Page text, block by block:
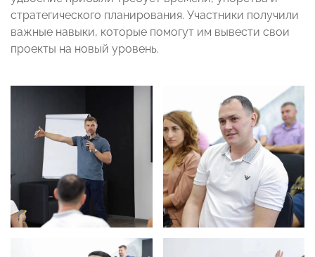
стратегического планирования. Участники получили
важные навыки, которые помогут им вывести свои
проекты на новый уровень.